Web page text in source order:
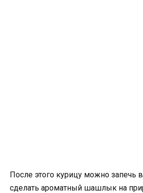
После этого курицу можно запечь
сделать ароматный шашлык на